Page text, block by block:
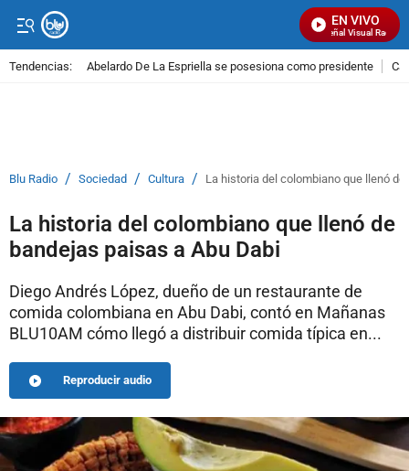
EN VIVO
Señal Visual Radio
Tendencias: Abelardo De La Espriella se posesiona como presidente
Blu Radio / Sociedad / Cultura / La historia del colombiano que llenó
La historia del colombiano que llenó de
bandejas paisas a Abu Dabi
Diego Andrés López, dueño de un restaurante de
comida colombiana en Abu Dabi, contó en Mañanas
BLU10AM cómo llegó a distribuir comida típica en...
Reproducir audio